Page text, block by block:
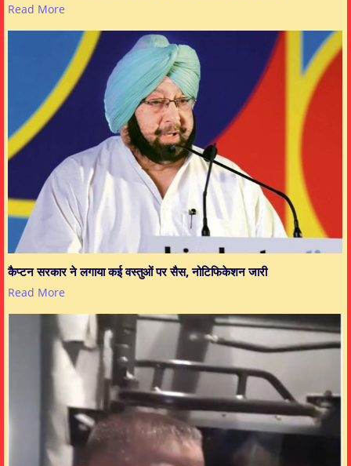
Read More
कैप्टन सरकार ने लगाया कई वस्तुओं पर सैस, नोटिफिकेशन जारी
Read More